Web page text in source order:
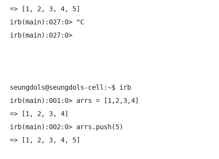
=> [1, 2, 3, 4, 5]
irb(main):027:0> ^C
seungdols@seungdols-cell:~$ irb
irb(main):001:0> arrs = [1,2,3,4]
=> [1, 2, 3, 4]
irb(main):002:0> arrs.push(5)
=> [1, 2, 3, 4, 5]